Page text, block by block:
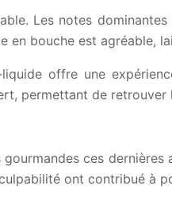
Les notes
en bouche est agréable,
liquide offre une
permettant de
ces
ont contribué à